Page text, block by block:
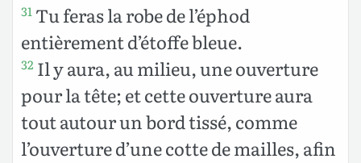
31 Tu feras la robe de l’éphod
entièrement d’étoffe bleue.
32 Il y aura, au milieu, une ouverture
pour la tête; et cette ouverture aura
tout autour un bord tissé, comme
l’ouverture d’une cotte de mailles, afin